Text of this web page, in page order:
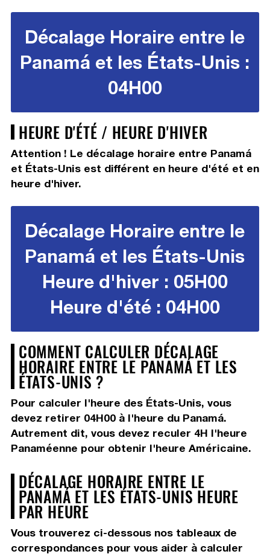
Décalage Horaire entre le
Panamá et les États-Unis :
04H00
HEURE D'ÉTÉ / HEURE D'HIVER
Attention ! Le décalage horaire entre Panamá
et États-Unis est différent en heure d'été et en
heure d'hiver.
Décalage Horaire entre le
Panamá et les États-Unis
Heure d'hiver : 05H00
Heure d'été : 04H00
COMMENT CALCULER DÉCALAGE
HORAIRE ENTRE LE PANAMÁ ET LES
ÉTATS-UNIS ?
Pour calculer l'heure des États-Unis, vous
devez retirer 04H00à l'heure du Panamá.
Autrement dit, vous devez reculer 4H l'heure
Panaméenne pour obtenir l'heure Américaine.
DÉCALAGE HORAIRE ENTRE LE
PANAMÁ ET LES ÉTATS-UNIS HEURE
PAR HEURE
Vous trouverez ci-dessous nos tableaux de
correspondances pour vous aider à calculer